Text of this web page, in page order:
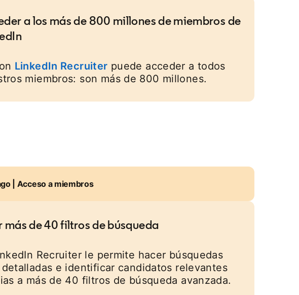
a los más de 800 millones de miembros de
LinkedIn Recruiter puede acceder a todos
miembros: son más de 800 millones.
| Acceso a miembros
más de 40 filtros de búsqueda
Recruiter le permite hacer búsquedas
detalladas e identificar candidatos relevantes
a más de 40 filtros de búsqueda avanzada.